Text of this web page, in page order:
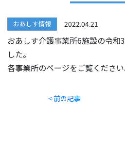
おあしす情報 2022.04.21
おあしす介護事業所6施設の令和
した。
各事業所のページをご覧ください
< 前の記事